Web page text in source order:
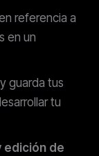
referencia a
en un
guarda tus
tu
edición de